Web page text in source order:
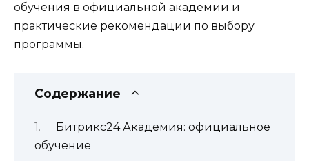
обучения в официальной академии и
практические рекомендации по выбору
программы.
Содержание
Битрикс24 Академия: официальное
обучение